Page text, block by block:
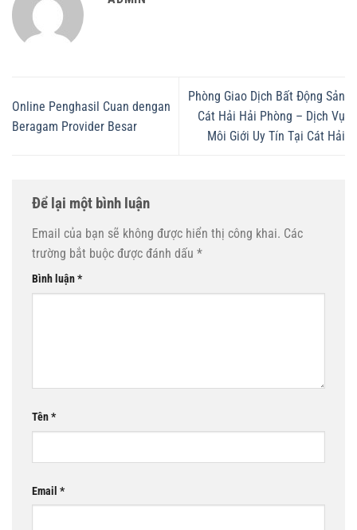
Online Penghasil Cuan dengan
Beragam Provider Besar
Phòng Giao Dịch Bất Động Sản
Cát Hải Hải Phòng – Dịch Vụ
Môi Giới Uy Tín Tại Cát Hải
Để lại một bình luận
Email của bạn sẽ không được hiển thị công khai. Các
trường bắt buộc được đánh dấu *
Bình luận*
Tên*
Email *